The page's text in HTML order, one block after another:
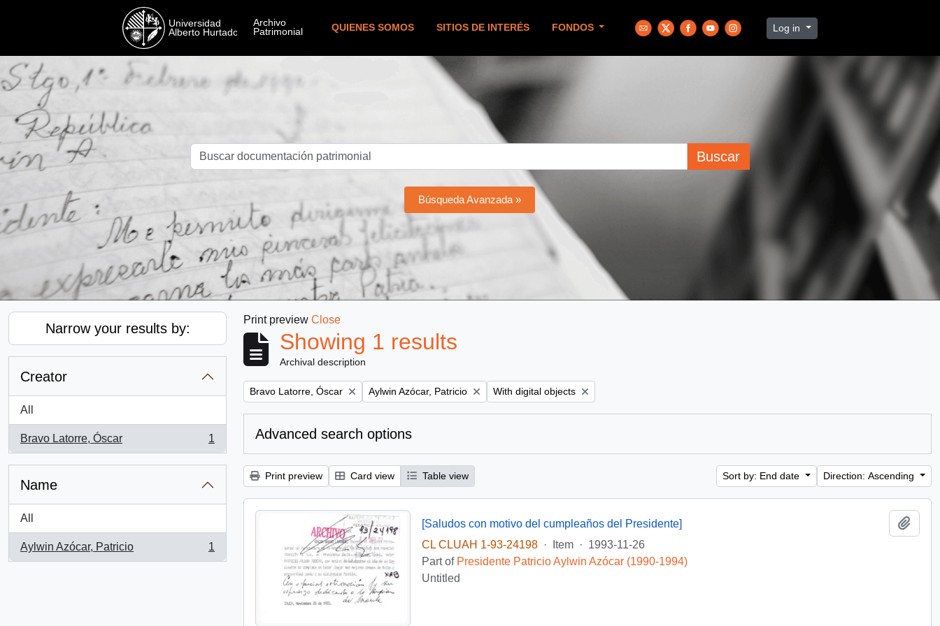
QUIENES SOMOS SITIOS DE INTERÉS FONDOS Log in
Buscar
Búsqueda Avanzada »
Narrow your results by:
Creator
All
Bravo Latorre, Óscar
, 1 results
1
Name
All
Aylwin Azócar, Patricio
, 1 results
1
Print preview Close
Showing 1 results
Archival description
Remove filter:
Bravo Latorre, Óscar Remove filter:
Aylwin Azócar, Patricio Remove filter:
With digital objects
Advanced search options
Print preview Card view Table view Sort by: End date Direction: Ascending
[Saludos con motivo del cumpleaños del Presidente]
CL CLUAH 1-93-24198
· Item · 1993-11-26
Part of Presidente Patricio Aylwin Azócar (1990-1994)
Untitled